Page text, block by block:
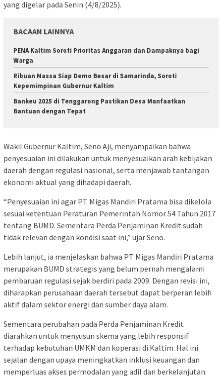
yang digelar pada Senin (4/8/2025).
BACAAN LAINNYA
PENA Kaltim Soroti Prioritas Anggaran dan Dampaknya bagi
Warga
Ribuan Massa Siap Demo Besar di Samarinda, Soroti
Kepemimpinan Gubernur Kaltim
Bankeu 2025 di Tenggarong Pastikan Desa Manfaatkan
Bantuan dengan Tepat
Wakil Gubernur Kaltim, Seno Aji, menyampaikan bahwa
penyesuaian ini dilakukan untuk menyesuaikan arah kebijakan
daerah dengan regulasi nasional, serta menjawab tantangan
ekonomi aktual yang dihadapi daerah.
“Penyesuaian ini agar PT Migas Mandiri Pratama bisa dikelola
sesuai ketentuan Peraturan Pemerintah Nomor 54 Tahun 2017
tentang BUMD. Sementara Perda Penjaminan Kredit sudah
tidak relevan dengan kondisi saat ini,” ujar Seno.
Lebih lanjut, ia menjelaskan bahwa PT Migas Mandiri Pratama
merupakan BUMD strategis yang belum pernah mengalami
pembaruan regulasi sejak berdiri pada 2009. Dengan revisi ini,
diharapkan perusahaan daerah tersebut dapat berperan lebih
aktif dalam sektor energi dan sumber daya alam.
Sementara perubahan pada Perda Penjaminan Kredit
diarahkan untuk menyusun skema yang lebih responsif
terhadap kebutuhan UMKM dan koperasi di Kaltim. Hal ini
sejalan dengan upaya meningkatkan inklusi keuangan dan
memperluas akses permodalan yang adil dan berkelanjutan.